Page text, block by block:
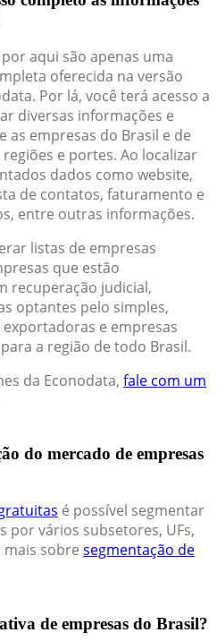
aqui são apenas uma
oferecida na versão
Por lá, você terá acesso a
diversas informações e
as empresas do Brasil e de
e portes. Ao localizar
dados como website,
de contatos, faturamento e
entre outras informações.
listas de empresas
que estão
recuperação judicial,
optantes pelo simples,
e empresas
a região de todo Brasil.
da Econodata, fale com um
do mercado de empresas
é possível segmentar
por vários subsetores, UFs,
mais sobre segmentação de
de empresas do Brasil?